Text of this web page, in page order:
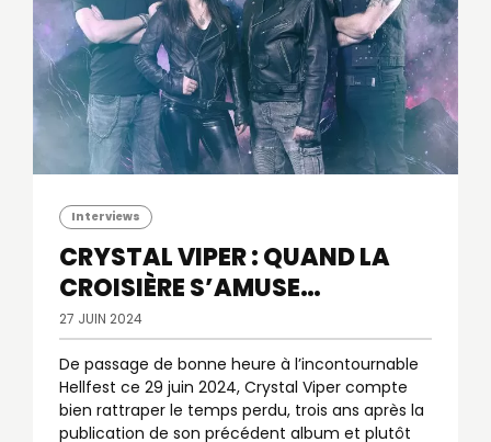
Interviews
CRYSTAL VIPER : QUAND LA
CROISIÈRE S’AMUSE…
27 JUIN 2024
De passage de bonne heure à l’incontournable
Hellfest ce 29 juin 2024, Crystal Viper compte
bien rattraper le temps perdu, trois ans après la
publication de son précédent album et plutôt